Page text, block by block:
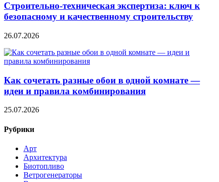
Строительно‑техническая экспертиза: ключ к
безопасному и качественному строительству
26.07.2026
Как сочетать разные обои в одной комнате —
идеи и правила комбинирования
25.07.2026
Рубрики
Арт
Архитектура
Биотопливо
Ветрогенераторы